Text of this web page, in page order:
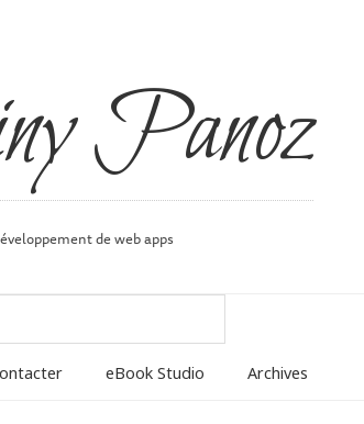
Panoz
de web apps
eBook Studio Archives